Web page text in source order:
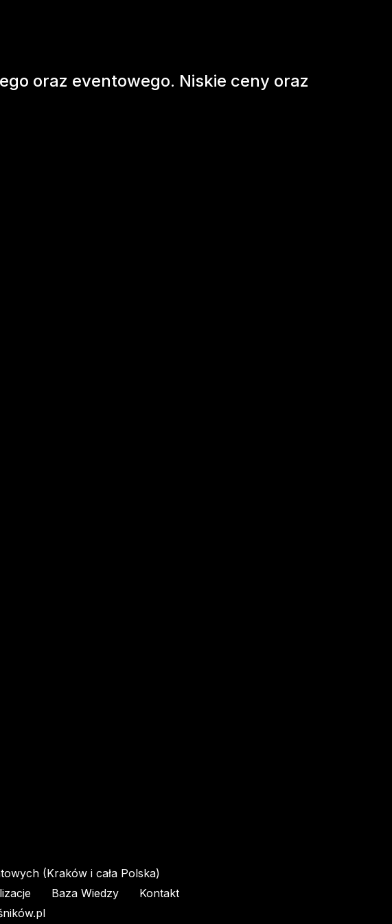
oraz eventowego. Niskie ceny oraz
(Kraków i cała Polska)
Baza Wiedzy
Kontakt